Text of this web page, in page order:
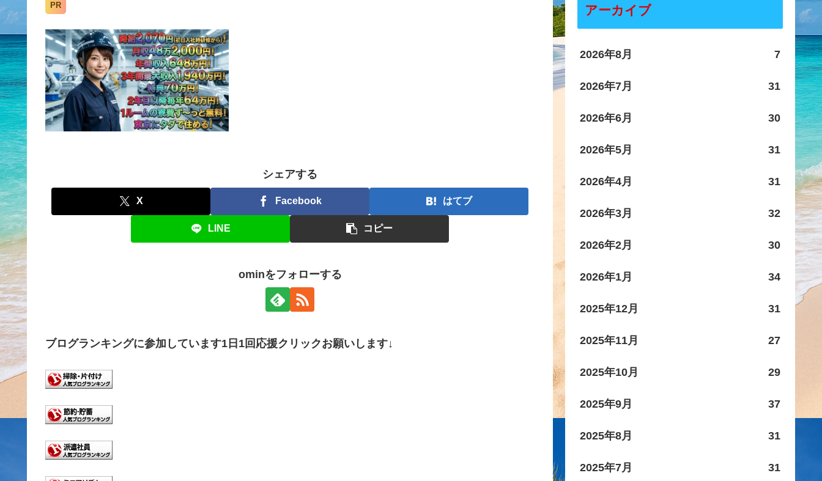
PR
シェアする
X Facebook はてブ
LINE コピー
ominをフォローする
ブログランキングに参加しています1日1回応援クリックお願いします↓
アーカイブ
2026年8月 7
2026年7月 31
2026年6月 30
2026年5月 31
2026年4月 31
2026年3月 32
2026年2月 30
2026年1月 34
2025年12月 31
2025年11月 27
2025年10月 29
2025年9月 37
2025年8月 31
2025年7月 31